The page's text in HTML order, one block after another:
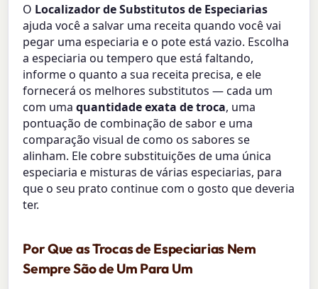
O Localizador de Substitutos de Especiarias
ajuda você a salvar uma receita quando você vai
pegar uma especiaria e o pote está vazio. Escolha
a especiaria ou tempero que está faltando,
informe o quanto a sua receita precisa, e ele
fornecerá os melhores substitutos — cada um
com umaquantidade exata de troca, uma
pontuação de combinação de sabor e uma
comparação visual de como os sabores se
alinham. Ele cobre substituições de uma única
especiaria e misturas de várias especiarias, para
que o seu prato continue com o gosto que deveria
ter.
Por Que as Trocas de Especiarias Nem
Sempre São de Um Para Um